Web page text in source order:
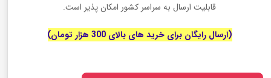
قابلیت ارسال به سراسر کشور امکان پذیر است.
(ارسال رایگان برای خرید های بالای 300 هزار تومان)